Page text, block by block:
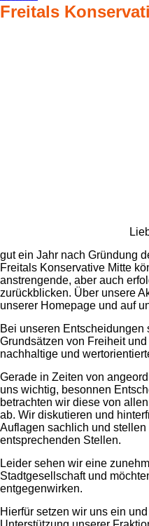
Freitals
gut ein Jahr nach Gründung
Freitals Konservative Mitte
anstrengende, aber auch
zurückblicken. Über unsere
unserer Homepage und auf
Bei unseren Entscheidungen
Grundsätzen von Freiheit
nachhaltige und
Gerade in Zeiten von
uns wichtig, besonnen
betrachten wir diese von
ab. Wir diskutieren und
Auflagen sachlich und
entsprechenden Stellen.
Leider sehen wir eine
Stadtgesellschaft und
entgegenwirken.
Hierfür setzen wir uns ein